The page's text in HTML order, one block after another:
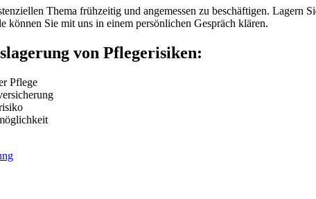
Thema frühzeitig und angemessen zu beschäftigen. Lagern
Sie mit uns in einem persönlichen Gespräch klären.
von Pflegerisiken:
Pflege